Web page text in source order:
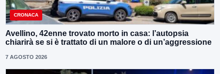
CRONACA
Avellino, 42enne trovato morto in casa: l’autopsia
chiarirà se si è trattato di un malore o di un’aggressione
7 AGOSTO 2026